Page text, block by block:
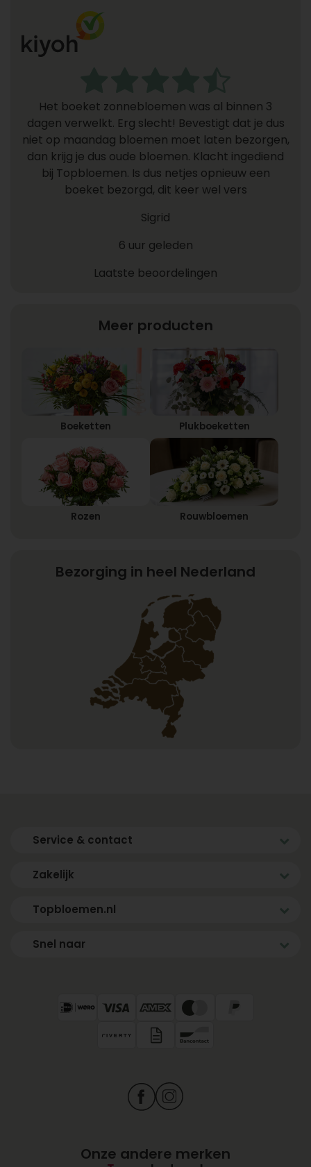
Het boeket zonnebloemen was al binnen 3
dagen verwelkt. Erg slecht! Bevestigt dat je dus
niet op maandag bloemen moet laten bezorgen,
dan krijg je dus oude bloemen. Klacht ingediend
bij Topbloemen. Is dus netjes opnieuw een
boeket bezorgd, dit keer wel vers
Sigrid
6 uur geleden
Laatste beoordelingen
Meer producten
Boeketten Plukboeketten
Rozen Rouwbloemen
Bezorging in heel Nederland
Service & contact
Zakelijk
Topbloemen.nl
Snel naar
Onze andere merken